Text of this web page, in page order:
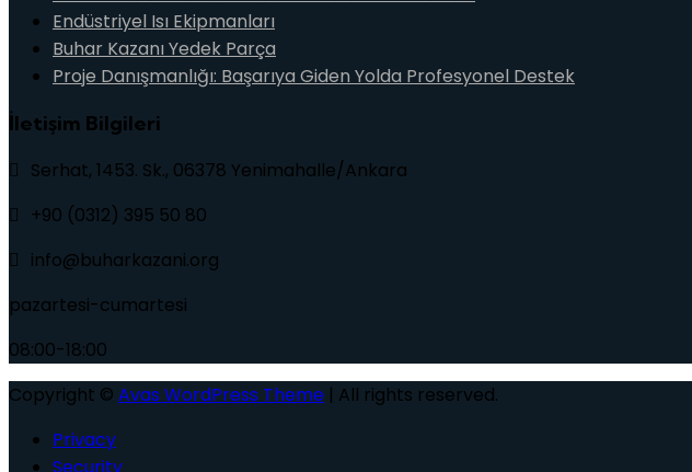
Endüstriyel Isı Ekipmanları
Buhar Kazanı Yedek Parça
Proje Danışmanlığı: Başarıya Giden Yolda Profesyonel Destek
İletişim Bilgileri
Serhat, 1453. Sk., 06378 Yenimahalle/Ankara
+90 (0312) 395 50 80
info@buharkazani.org
pazartesi-cumartesi
08:00-18:00
Copyright © Avas WordPress Theme | All rights reserved.
Privacy
Security